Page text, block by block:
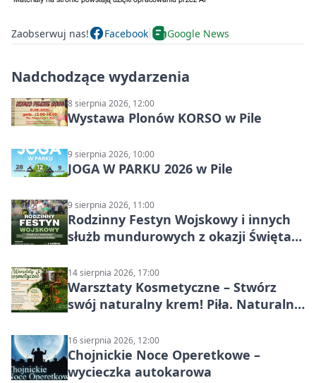
Zaobserwuj nas! Facebook Google News
Nadchodzące wydarzenia
8 sierpnia 2026, 12:00
Wystawa Plonów KORSO w Pile
9 sierpnia 2026, 10:00
JOGA W PARKU 2026 w Pile
9 sierpnia 2026, 11:00
Rodzinny Festyn Wojskowy i innych
służb mundurowych z okazji Święta
14 sierpnia 2026, 17:00
Warsztaty Kosmetyczne – Stwórz
swój naturalny krem! Piła. Naturalna
16 sierpnia 2026, 12:00
Chojnickie Noce Operetkowe –
wycieczka autokarowa